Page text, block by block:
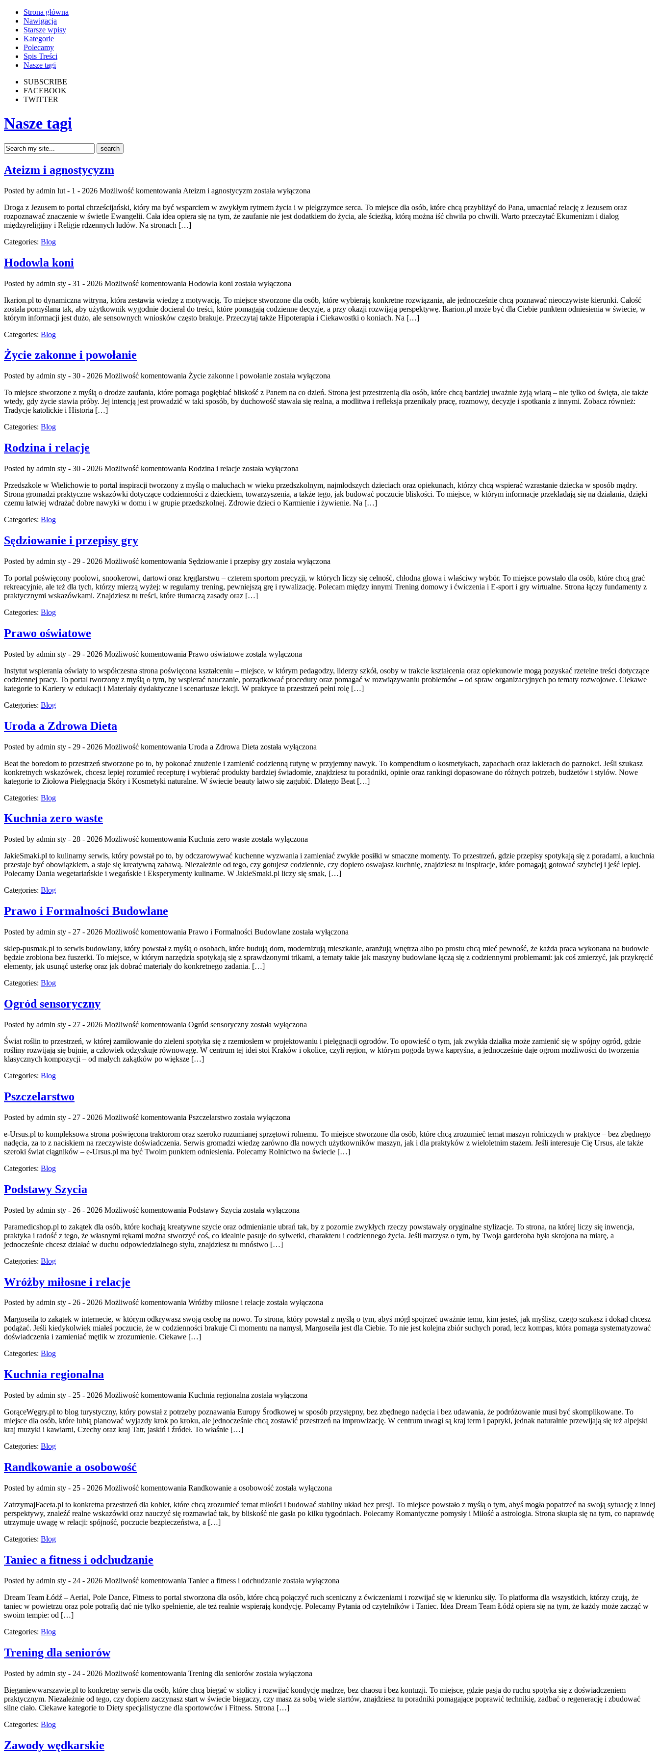
Strona główna
Nawigacja
Starsze wpisy
Kategorie
Polecamy
Spis Treści
Nasze tagi
SUBSCRIBE
FACEBOOK
TWITTER
Nasze tagi
Ateizm i agnostycyzm
Posted by admin lut - 1 - 2026 Możliwość komentowania Ateizm i agnostycyzm została wyłączona
Droga z Jezusem to portal chrześcijański, który ma być wsparciem w zwykłym rytmem życia i w pielgrzymce serca. To miejsce dla osób, które chcą przybliżyć do Pana, umacniać relację z Jezusem oraz
rozpoznawać znaczenie w świetle Ewangelii. Cała idea opiera się na tym, że zaufanie nie jest dodatkiem do życia, ale ścieżką, którą można iść chwila po chwili. Warto przeczytać Ekumenizm i dialog
międzyreligijny i Religie rdzennych ludów. Na stronach […]
Categories: Blog
Hodowla koni
Posted by admin sty - 31 - 2026 Możliwość komentowania Hodowla koni została wyłączona
Ikarion.pl to dynamiczna witryna, która zestawia wiedzę z motywacją. To miejsce stworzone dla osób, które wybierają konkretne rozwiązania, ale jednocześnie chcą poznawać nieoczywiste kierunki. Całość
została pomyślana tak, aby użytkownik wygodnie docierał do treści, które pomagają codzienne decyzje, a przy okazji rozwijają perspektywę. Ikarion.pl może być dla Ciebie punktem odniesienia w świecie, w
którym informacji jest dużo, ale sensownych wniosków często brakuje. Przeczytaj także Hipoterapia i Ciekawostki o koniach. Na […]
Categories: Blog
Życie zakonne i powołanie
Posted by admin sty - 30 - 2026 Możliwość komentowania Życie zakonne i powołanie została wyłączona
To miejsce stworzone z myślą o drodze zaufania, które pomaga pogłębiać bliskość z Panem na co dzień. Strona jest przestrzenią dla osób, które chcą bardziej uważnie żyją wiarą – nie tylko od święta, ale także
wtedy, gdy życie stawia próby. Jej intencją jest prowadzić w taki sposób, by duchowość stawała się realna, a modlitwa i refleksja przenikały pracę, rozmowy, decyzje i spotkania z innymi. Zobacz również:
Tradycje katolickie i Historia […]
Categories: Blog
Rodzina i relacje
Posted by admin sty - 30 - 2026 Możliwość komentowania Rodzina i relacje została wyłączona
Przedszkole w Wielichowie to portal inspiracji tworzony z myślą o maluchach w wieku przedszkolnym, najmłodszych dzieciach oraz opiekunach, którzy chcą wspierać wzrastanie dziecka w sposób mądry.
Strona gromadzi praktyczne wskazówki dotyczące codzienności z dzieckiem, towarzyszenia, a także tego, jak budować poczucie bliskości. To miejsce, w którym informacje przekładają się na działania, dzięki
czemu łatwiej wdrażać dobre nawyki w domu i w grupie przedszkolnej. Zdrowie dzieci o Karmienie i żywienie. Na […]
Categories: Blog
Sędziowanie i przepisy gry
Posted by admin sty - 29 - 2026 Możliwość komentowania Sędziowanie i przepisy gry została wyłączona
To portal poświęcony poolowi, snookerowi, dartowi oraz kręglarstwu – czterem sportom precyzji, w których liczy się celność, chłodna głowa i właściwy wybór. To miejsce powstało dla osób, które chcą grać
rekreacyjnie, ale też dla tych, którzy mierzą wyżej: w regularny trening, pewniejszą grę i rywalizację. Polecam między innymi Trening domowy i ćwiczenia i E-sport i gry wirtualne. Strona łączy fundamenty z
praktycznymi wskazówkami. Znajdziesz tu treści, które tłumaczą zasady oraz […]
Categories: Blog
Prawo oświatowe
Posted by admin sty - 29 - 2026 Możliwość komentowania Prawo oświatowe została wyłączona
Instytut wspierania oświaty to współczesna strona poświęcona kształceniu – miejsce, w którym pedagodzy, liderzy szkół, osoby w trakcie kształcenia oraz opiekunowie mogą pozyskać rzetelne treści dotyczące
codziennej pracy. To portal tworzony z myślą o tym, by wspierać nauczanie, porządkować procedury oraz pomagać w rozwiązywaniu problemów – od spraw organizacyjnych po tematy rozwojowe. Ciekawe
kategorie to Kariery w edukacji i Materiały dydaktyczne i scenariusze lekcji. W praktyce ta przestrzeń pełni rolę […]
Categories: Blog
Uroda a Zdrowa Dieta
Posted by admin sty - 29 - 2026 Możliwość komentowania Uroda a Zdrowa Dieta została wyłączona
Beat the boredom to przestrzeń stworzone po to, by pokonać znużenie i zamienić codzienną rutynę w przyjemny nawyk. To kompendium o kosmetykach, zapachach oraz lakierach do paznokci. Jeśli szukasz
konkretnych wskazówek, chcesz lepiej rozumieć recepturę i wybierać produkty bardziej świadomie, znajdziesz tu poradniki, opinie oraz rankingi dopasowane do różnych potrzeb, budżetów i stylów. Nowe
kategorie to Ziołowa Pielęgnacja Skóry i Kosmetyki naturalne. W świecie beauty łatwo się zagubić. Dlatego Beat […]
Categories: Blog
Kuchnia zero waste
Posted by admin sty - 28 - 2026 Możliwość komentowania Kuchnia zero waste została wyłączona
JakieSmaki.pl to kulinarny serwis, który powstał po to, by odczarowywać kuchenne wyzwania i zamieniać zwykłe posiłki w smaczne momenty. To przestrzeń, gdzie przepisy spotykają się z poradami, a kuchnia
przestaje być obowiązkiem, a staje się kreatywną zabawą. Niezależnie od tego, czy gotujesz codziennie, czy dopiero oswajasz kuchnię, znajdziesz tu inspiracje, które pomagają gotować szybciej i jeść lepiej.
Polecamy Dania wegetariańskie i wegańskie i Eksperymenty kulinarne. W JakieSmaki.pl liczy się smak, […]
Categories: Blog
Prawo i Formalności Budowlane
Posted by admin sty - 27 - 2026 Możliwość komentowania Prawo i Formalności Budowlane została wyłączona
sklep-pusmak.pl to serwis budowlany, który powstał z myślą o osobach, które budują dom, modernizują mieszkanie, aranżują wnętrza albo po prostu chcą mieć pewność, że każda praca wykonana na budowie
będzie zrobiona bez fuszerki. To miejsce, w którym narzędzia spotykają się z sprawdzonymi trikami, a tematy takie jak maszyny budowlane łączą się z codziennymi problemami: jak coś zmierzyć, jak przykręcić
elementy, jak usunąć usterkę oraz jak dobrać materiały do konkretnego zadania. […]
Categories: Blog
Ogród sensoryczny
Posted by admin sty - 27 - 2026 Możliwość komentowania Ogród sensoryczny została wyłączona
Świat roślin to przestrzeń, w której zamiłowanie do zieleni spotyka się z rzemiosłem w projektowaniu i pielęgnacji ogrodów. To opowieść o tym, jak zwykła działka może zamienić się w spójny ogród, gdzie
rośliny rozwijają się bujnie, a człowiek odzyskuje równowagę. W centrum tej idei stoi Kraków i okolice, czyli region, w którym pogoda bywa kapryśna, a jednocześnie daje ogrom możliwości do tworzenia
klasycznych kompozycji – od małych zakątków po większe […]
Categories: Blog
Pszczelarstwo
Posted by admin sty - 27 - 2026 Możliwość komentowania Pszczelarstwo została wyłączona
e-Ursus.pl to kompleksowa strona poświęcona traktorom oraz szeroko rozumianej sprzętowi rolnemu. To miejsce stworzone dla osób, które chcą zrozumieć temat maszyn rolniczych w praktyce – bez zbędnego
nadęcia, za to z naciskiem na rzeczywiste doświadczenia. Serwis gromadzi wiedzę zarówno dla nowych użytkowników maszyn, jak i dla praktyków z wieloletnim stażem. Jeśli interesuje Cię Ursus, ale także
szeroki świat ciągników – e-Ursus.pl ma być Twoim punktem odniesienia. Polecamy Rolnictwo na świecie […]
Categories: Blog
Podstawy Szycia
Posted by admin sty - 26 - 2026 Możliwość komentowania Podstawy Szycia została wyłączona
Paramedicshop.pl to zakątek dla osób, które kochają kreatywne szycie oraz odmienianie ubrań tak, by z pozornie zwykłych rzeczy powstawały oryginalne stylizacje. To strona, na której liczy się inwencja,
praktyka i radość z tego, że własnymi rękami można stworzyć coś, co idealnie pasuje do sylwetki, charakteru i codziennego życia. Jeśli marzysz o tym, by Twoja garderoba była skrojona na miarę, a
jednocześnie chcesz działać w duchu odpowiedzialnego stylu, znajdziesz tu mnóstwo […]
Categories: Blog
Wróżby miłosne i relacje
Posted by admin sty - 26 - 2026 Możliwość komentowania Wróżby miłosne i relacje została wyłączona
Margoseila to zakątek w internecie, w którym odkrywasz swoją osobę na nowo. To strona, który powstał z myślą o tym, abyś mógł spojrzeć uważnie temu, kim jesteś, jak myślisz, czego szukasz i dokąd chcesz
podążać. Jeśli kiedykolwiek miałeś poczucie, że w codzienności brakuje Ci momentu na namysł, Margoseila jest dla Ciebie. To nie jest kolejna zbiór suchych porad, lecz kompas, która pomaga systematyzować
doświadczenia i zamieniać mętlik w zrozumienie. Ciekawe […]
Categories: Blog
Kuchnia regionalna
Posted by admin sty - 25 - 2026 Możliwość komentowania Kuchnia regionalna została wyłączona
GorąceWęgry.pl to blog turystyczny, który powstał z potrzeby poznawania Europy Środkowej w sposób przystępny, bez zbędnego nadęcia i bez udawania, że podróżowanie musi być skomplikowane. To
miejsce dla osób, które lubią planować wyjazdy krok po kroku, ale jednocześnie chcą zostawić przestrzeń na improwizację. W centrum uwagi są kraj term i papryki, jednak naturalnie przewijają się też alpejski
kraj muzyki i kawiarni, Czechy oraz kraj Tatr, jaskiń i źródeł. To właśnie […]
Categories: Blog
Randkowanie a osobowość
Posted by admin sty - 25 - 2026 Możliwość komentowania Randkowanie a osobowość została wyłączona
ZatrzymajFaceta.pl to konkretna przestrzeń dla kobiet, które chcą zrozumieć temat miłości i budować stabilny układ bez presji. To miejsce powstało z myślą o tym, abyś mogła popatrzeć na swoją sytuację z innej
perspektywy, znaleźć realne wskazówki oraz nauczyć się rozmawiać tak, by bliskość nie gasła po kilku tygodniach. Polecamy Romantyczne pomysły i Miłość a astrologia. Strona skupia się na tym, co naprawdę
utrzymuje uwagę w relacji: spójność, poczucie bezpieczeństwa, a […]
Categories: Blog
Taniec a fitness i odchudzanie
Posted by admin sty - 24 - 2026 Możliwość komentowania Taniec a fitness i odchudzanie została wyłączona
Dream Team Łódź – Aerial, Pole Dance, Fitness to portal stworzona dla osób, które chcą połączyć ruch sceniczny z ćwiczeniami i rozwijać się w kierunku siły. To platforma dla wszystkich, którzy czują, że
taniec w powietrzu oraz pole potrafią dać nie tylko spełnienie, ale też realnie wspierają kondycję. Polecamy Pytania od czytelników i Taniec. Idea Dream Team Łódź opiera się na tym, że każdy może zacząć w
swoim tempie: od […]
Categories: Blog
Trening dla seniorów
Posted by admin sty - 24 - 2026 Możliwość komentowania Trening dla seniorów została wyłączona
Bieganiewwarszawie.pl to konkretny serwis dla osób, które chcą biegać w stolicy i rozwijać kondycję mądrze, bez chaosu i bez kontuzji. To miejsce, gdzie pasja do ruchu spotyka się z doświadczeniem
praktycznym. Niezależnie od tego, czy dopiero zaczynasz start w świecie biegaczy, czy masz za sobą wiele startów, znajdziesz tu poradniki pomagające poprawić technikię, zadbać o regenerację i zbudować
silne ciało. Ciekawe kategorie to Diety specjalistyczne dla sportowców i Fitness. Strona […]
Categories: Blog
Zawody wędkarskie